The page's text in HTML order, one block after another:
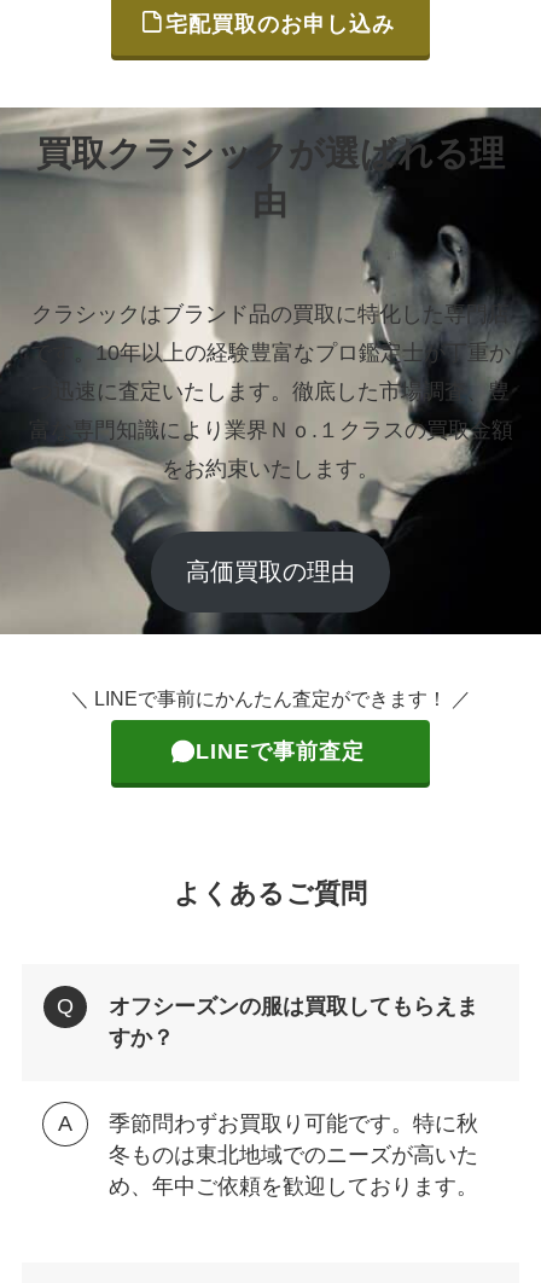
宅配買取のお申し込み
買取クラシックが選ばれる理
由
クラシックはブランド品の買取に特化した専門店
です。10年以上の経験豊富なプロ鑑定士が丁重か
つ迅速に査定いたします。 徹底した市場調査、豊
富な専門知識により業界Ｎｏ.１クラスの買取金額
をお約束いたします。
高価買取の理由
＼ LINEで事前にかんたん査定ができます！ ／
LINEで事前査定
よくあるご質問
オフシーズンの服は買取してもらえま
すか？
季節問わずお買取り可能です。特に秋
冬ものは東北地域でのニーズが高いた
め、年中ご依頼を歓迎しております。